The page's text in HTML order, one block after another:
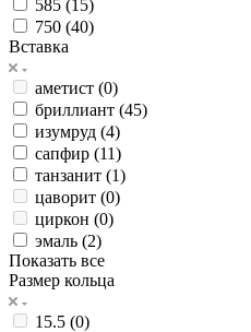
585 (15)
750 (40)
Вставка
аметист (0)
бриллиант (45)
изумруд (4)
сапфир (11)
танзанит (1)
цаворит (0)
циркон (0)
эмаль (2)
Показать все
Размер кольца
15.5 (0)